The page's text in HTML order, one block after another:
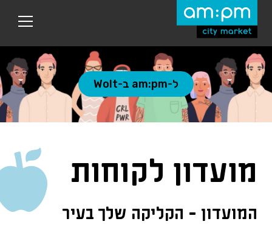
לתוכן
הראשי
ל-am:pm ב-Wolt
מועדון לקוחות
המועדון - הקליקה שלך בעיר